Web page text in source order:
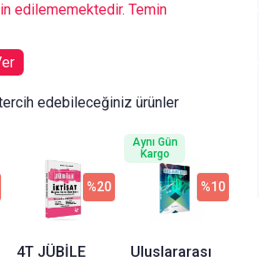
edilememektedir. Temin
edebileceğiniz ürünler
4T JÜBİLE
%20
Uluslararası
%10
Aynı Gün
Kargo